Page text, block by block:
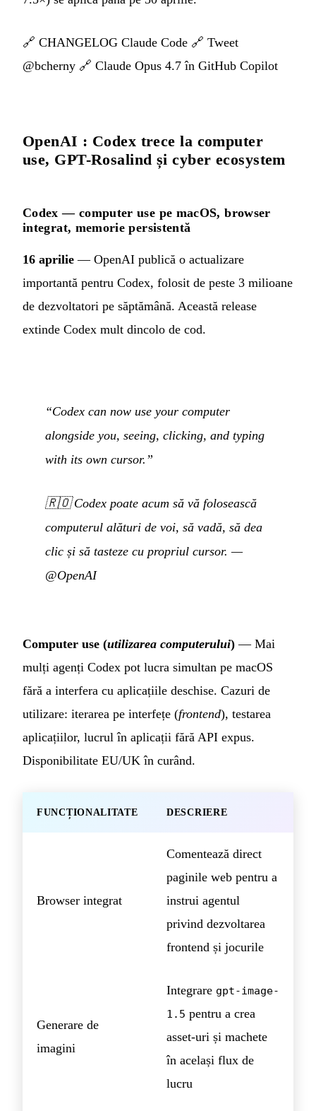
🔗 CHANGELOG Claude Code 🔗 Tweet
@bcherny 🔗 Claude Opus 4.7 în GitHub Copilot
OpenAI : Codex trece la computer
use, GPT-Rosalind și cyber ecosystem
Codex — computer use pe macOS, browser
integrat, memorie persistentă
16 aprilie — OpenAI publică o actualizare
importantă pentru Codex, folosit de peste 3 milioane
de dezvoltatori pe săptămână. Această release
extinde Codex mult dincolo de cod.
“Codex can now use your computer
alongside you, seeing, clicking, and typing
with its own cursor.”
🇷🇴Codex poate acum să vă folosească
computerul alături de voi, să vadă, să dea
clic și să tasteze cu propriul cursor. —
@OpenAI
Computer use (utilizarea computerului) — Mai
mulți agenți Codex pot lucra simultan pe macOS
fără a interfera cu aplicațiile deschise. Cazuri de
utilizare: iterarea pe interfețe (frontend), testarea
aplicațiilor, lucrul în aplicații fără API expus.
Disponibilitate EU/UK în curând.
FUNCȚIONALITATE DESCRIERE
Browser integrat
Comentează direct
paginile web pentru a
instrui agentul
privind dezvoltarea
frontend și jocurile
Generare de
imagini
Integrare gpt-image-
1.5 pentru a crea
asset-uri și machete
în același flux de
lucru